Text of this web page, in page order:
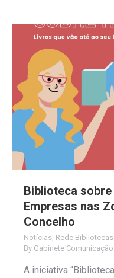
Biblioteca
Empresas nas
Concelho
Notícias Rede Bibliotecas
By Gabinete
A iniciativa